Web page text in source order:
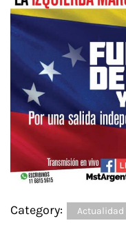
Category: Actualidad